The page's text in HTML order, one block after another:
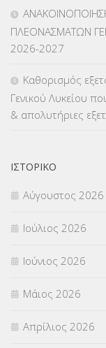
ΠΛΕΟΝΑΣΜΑΤΩΝ
2026-2027
Καθορισμός
Γενικού Λυκείου
& απολυτήριες
ΙΣΤΟΡΙΚΌ
Αύγουστος 2026
Ιούλιος 2026
Ιούνιος 2026
Μάιος 2026
Απρίλιος 2026